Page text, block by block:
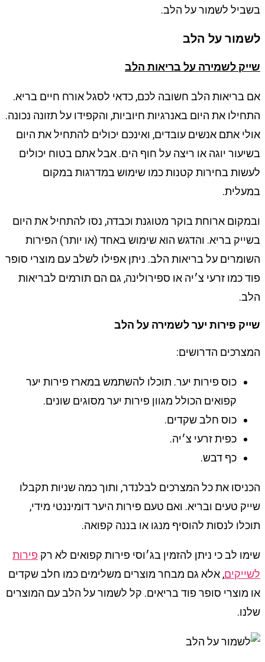
בשביל לשמור על הלב.
לשמור על הלב
שייק לשמירה על בריאות הלב
אם בריאות הלב חשובה לכם, כדאי לסגל אורח חיים בריא.
התחילו את היום באנרגיות חיוביות, והקפידו על תזונה נכונה.
אולי אתם אנשים עובדים, ואינכם יכולים להתחיל את היום
בשיעור יוגה או ריצה על חוף הים. אבל אתם בטוח יכולים
לעשות בחירות קטנות כמו שימוש במדרגות במקום
במעלית.
ובמקום ארוחת בוקר מטוגנת וכבדה, נסו להתחיל את היום
בשייק בריא. והדגש הוא שימוש באחד (או יותר) הפירות
השומרים על בריאות הלב. ניתן אפילו לשלב עם מוצרי סופר
פוד כמו זרעי צ׳יה או ספירולינה, גם הם תורמים לבריאות
הלב.
שייק פירות יער לשמירה על הלב
המצרכים הדרושים:
כוס פירות יער. תוכלו להשתמש במארז פירות יער
קפואים הכולל מגוון פירות יער מסוגים שונים.
כוס חלב שקדים.
כפית זרעי צ׳יה.
כף דבש.
הכניסו את כל המצרכים לבלנדר, ותוך כמה שניות תקבלו
שייק טעים ובריא. ואם טעם פירות היער דומיננטי מידי,
תוכלו לנסות להוסיף מנגו או בננה קפואה.
שימו לב כי ניתן להזמין בג׳וסי פירות קפואים לא רק פירות
לשייקים, אלא גם מבחר מוצרים משלימים כמו חלב שקדים
או מוצרי סופר פוד בריאים. קל לשמור על הלב עם המוצרים
שלנו.